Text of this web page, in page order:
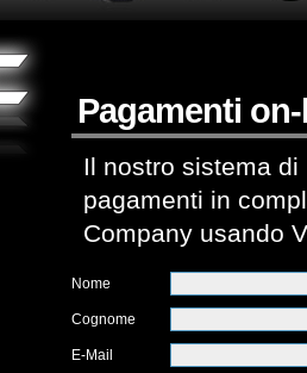
Pagamenti
Il nostro sistema
pagamenti in
Company usando
Nome
Cognome
E-Mail